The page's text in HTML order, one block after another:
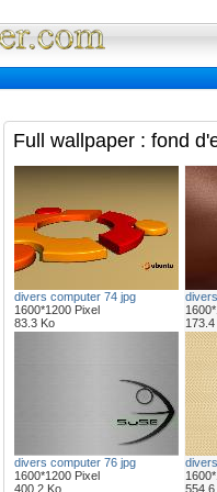
Full wallpaper : fond
divers computer 74 jpg
1600*1200 Pixel
83.3 Ko
173.4
divers computer 76 jpg
1600*1200 Pixel
400.2 Ko
554.6